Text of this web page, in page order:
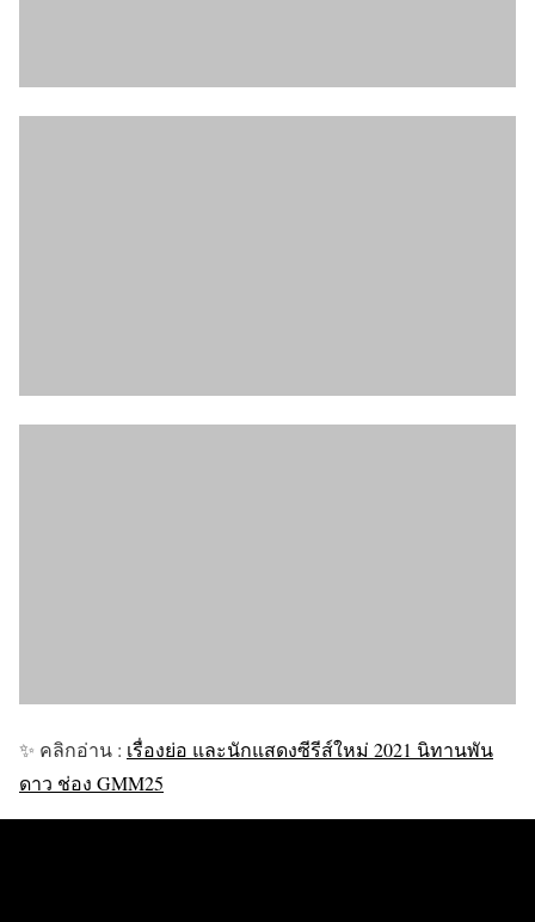
✨ คลิกอ่าน : เรื่องย่อ และนักแสดงซีรีส์ใหม่ 2021 นิทานพัน
ดาว ช่อง GMM25